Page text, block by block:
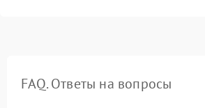
FAQ. Ответы на вопросы